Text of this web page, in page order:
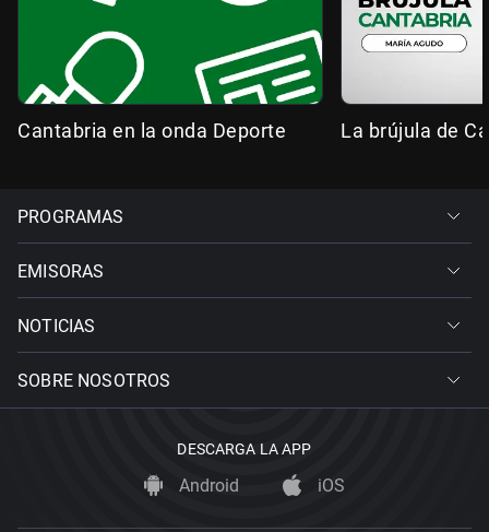
Cantabria en la onda Deporte La brújula de
PROGRAMAS
EMISORAS
NOTICIAS
SOBRE NOSOTROS
DESCARGA LA APP
Android iOS